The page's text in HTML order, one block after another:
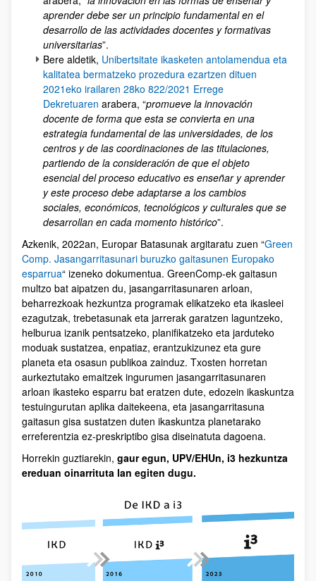
aprender debe ser un principio fundamental en el
desarrollo de las actividades docentes y formativas
universitarias”.
Bere aldetik, Unibertsitate ikasketen antolamendua eta
kalitatea bermatzeko prozedura ezartzen dituen
2021eko irailaren 28ko 822/2021 Errege
Dekretuaren arabera, “promueve la innovación
docente de forma que esta se convierta en una
estrategia fundamental de las universidades, de los
centros y de las coordinaciones de las titulaciones,
partiendo de la consideración de que el objeto
esencial del proceso educativo es enseñar y aprender
y este proceso debe adaptarse a los cambios
sociales, económicos, tecnológicos y culturales que se
desarrollan en cada momento histórico”.
Azkenik, 2022an, Europar Batasunak argitaratu zuen “Green
Comp. Jasangarritasunari buruzko gaitasunen Europako
esparrua“ izeneko dokumentua. GreenComp-ek gaitasun
multzo bat aipatzen du, jasangarritasunaren arloan,
beharrezkoak hezkuntza programak elikatzeko eta ikasleei
ezagutzak, trebetasunak eta jarrerak garatzen laguntzeko,
helburua izanik pentsatzeko, planifikatzeko eta jarduteko
moduak sustatzea, enpatiaz, erantzukizunez eta gure
planeta eta osasun publikoa zainduz. Txosten horretan
aurkeztutako emaitzek ingurumen jasangarritasunaren
arloan ikasteko esparru bat eratzen dute, edozein ikaskuntza
testuingurutan aplika daitekeena, eta jasangarritasuna
gaitasun gisa sustatzen duten ikaskuntza planetarako
erreferentzia ez-preskriptibo gisa diseinatuta dagoena.
Horrekin guztiarekin, gaur egun, UPV/EHUn, i3 hezkuntza
ereduan oinarrituta lan egiten dugu.